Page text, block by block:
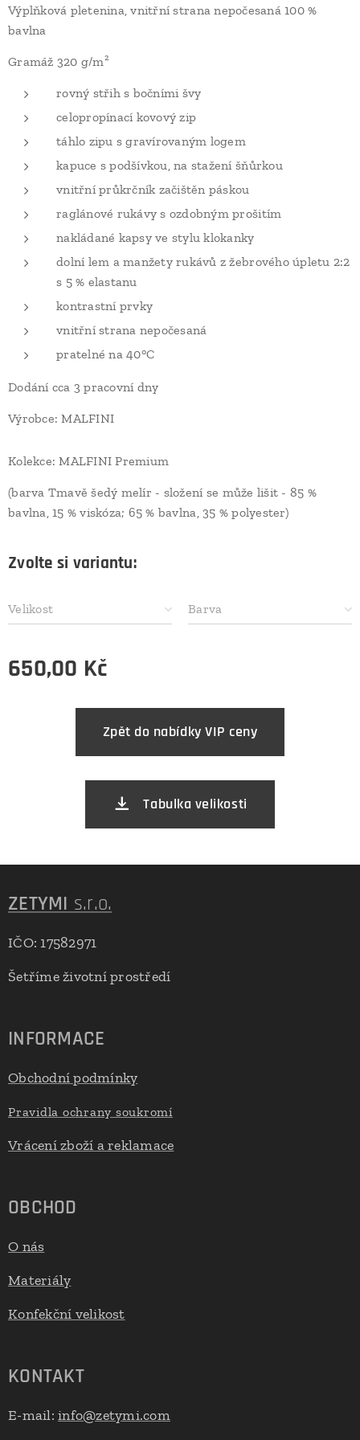
Výplňková pletenina, vnitřní strana nepočesaná 100 %
bavlna
Gramáž 320 g/m²
rovný střih s bočními švy
celopropínací kovový zip
táhlo zipu s gravírovaným logem
kapuce s podšívkou, na stažení šňůrkou
vnitřní průkrčník začištěn páskou
raglánové rukávy s ozdobným prošitím
nakládané kapsy ve stylu klokanky
dolní lem a manžety rukávů z žebrového úpletu 2:2
s 5 % elastanu
kontrastní prvky
vnitřní strana nepočesaná
pratelné na 40°C
Dodání cca 3 pracovní dny
Výrobce: MALFINI
Kolekce: MALFINI Premium
(barva Tmavě šedý melír - složení se může lišit - 85 %
bavlna, 15 % viskóza; 65 % bavlna, 35 % polyester)
Zvolte si variantu:
Velikost Barva
650,00 Kč
Zpět do nabídky VIP ceny
Tabulka velikosti
ZETYMI s.r.o.
IČO: 17582971
Šetříme životní prostředí
INFORMACE
Obchodní podmínky
Pravidla ochrany soukromí
Vrácení zboží a reklamace
OBCHOD
O nás
Materiály
Konfekční velikost
KONTAKT
E-mail:info@zetymi.com